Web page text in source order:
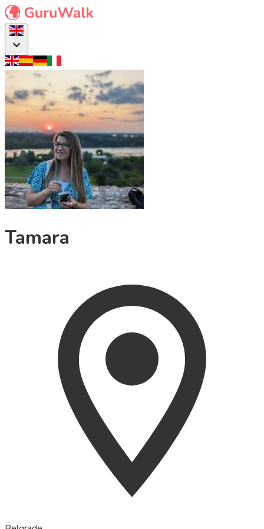
Tamara